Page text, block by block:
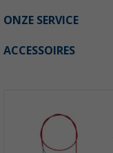
ONZE SERVICE
ACCESSOIRES